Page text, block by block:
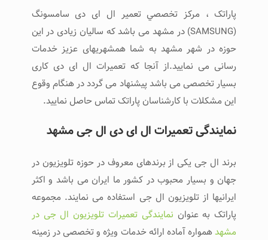
پاراتک ، مرکز تخصصي تعمير ال ای دی سامسونگ
(SAMSUNG) در مشهد می باشد که سالیان زیادی در این
حوزه در شهر مشهد به شما همشهریهای عزیز خدمات
رسانی می نمایید.از آنجا که تعمیرات ال ای دی کاری
بسیار تخصصی می باشد پیشنهاد می گردد در هنگام وقوع
این مشکلات با کارشناسان پاراتک تماس حاصل نمایید.
نمایندگی تعمیرات ال ای دی ال جی مشهد
برند ال جی یکی از برندهای معروف در حوزه تلویزیون در
جهان و بسیار محبوب در کشور ما ایران می باشد و اکثر
ایرانیها از تلویزیون ال جی استفاده می نمایند. مجموعه
پاراتک به عنوان نمایندگی تعمیرات تلویزیون ال جی در
مشهدهمواره آماده ارائه خدمات ویژه و تخصصی در زمینه